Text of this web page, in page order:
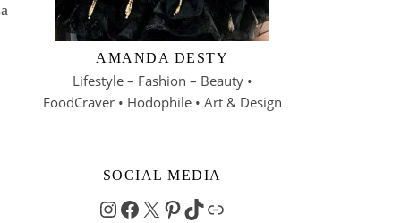
AMANDA DESTY
Lifestyle – Fashion – Beauty •
FoodCraver • Hodophile • Art & Design
SOCIAL MEDIA
Instagram
Facebook
X Pinterest
TikTok
Link